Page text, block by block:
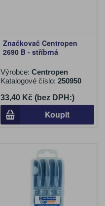
Značkovač Centropen
2690 B - stříbrná
Výrobce: Centropen
Katalogové číslo: 250950
33,40 Kč (bez DPH:)
Koupit